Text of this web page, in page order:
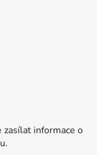
informace o